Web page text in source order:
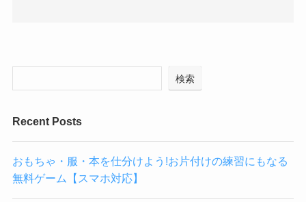
検索
Recent Posts
おもちゃ・服・本を仕分けよう!お片付けの練習にもなる
無料ゲーム【スマホ対応】